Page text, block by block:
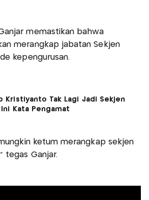
memastikan bahwa
merangkap jabatan Sekjen
kepengurusan.
Kristiyanto Tak Lagi Jadi Sekjen
Ini Kata Pengamat
ketum merangkap sekjen
tegas Ganjar.